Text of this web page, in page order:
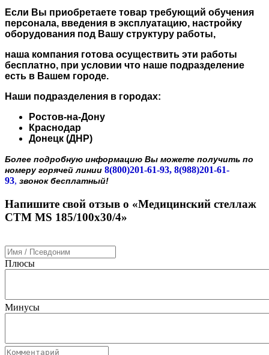
Если Вы приобретаете товар требующий обучения
персонала, введения в эксплуатацию, настройку
оборудования под Вашу структуру работы,
наша компания готова осуществить эти работы
бесплатно, при условии что наше подразделение
есть в Вашем городе.
Наши подразделения в городах:
Ростов-на-Дону
Краснодар
Донецк (ДНР)
Более подробную информацию Вы можете получить по
номеру горячей линии 8(800)201-61-93, 8(988)201-61-
93, звонок бесплатный!
Напишите свой отзыв о «Медицинский стеллаж
СТМ MS 185/100х30/4»
Плюсы
Минусы